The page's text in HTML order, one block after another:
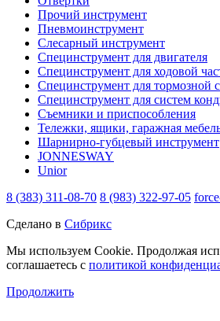
Прочий инструмент
Пневмоинструмент
Слесарный инструмент
Специнструмент для двигателя
Специнструмент для ходовой
Специнструмент для тормозной
Специнструмент для систем
Съемники и приспособления
Тележки, ящики, гаражная
Шарнирно-губцевый инструмент
JONNESWAY
Unior
8 (383) 311-08-70 8 (983) 322-97-05
Сделано в Сибрикс
Мы используем Cookie. Продолжая
соглашаетесь с политикой
Продолжить